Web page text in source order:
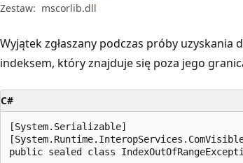
Zestaw: mscorlib.dll
Wyjątek zgłaszany podczas próby
indeksem, który znajduje się poza jego
C#
[System.Serializable]
public sealed class